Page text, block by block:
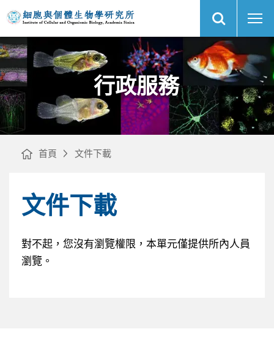
內
行
區
｜
央
研
細
胞
與
個
生
物
學
研
究
所
網
站
搜
網
站
主
選
行政服務
首頁 文件下載
文件下載
對不起，您沒有瀏覽權限，本單元僅提供所內人員
瀏覽。